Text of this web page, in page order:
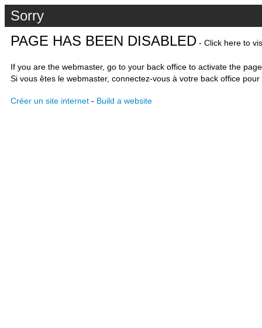
Sorry
PAGE HAS BEEN DISABLED - Click here to
If you are the webmaster, go to your back office to activate the
Si vous êtes le webmaster, connectez-vous à votre back office
Créer un site internet - Build a website